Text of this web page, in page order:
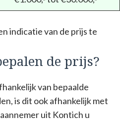
indicatie van de prijs te
de prijs?
van bepaalde
is dit ook afhankelijk met
uit Kontich u